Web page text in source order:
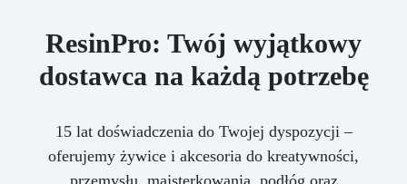
ResinPro: Twój wyjątkowy
dostawca na każdą potrzebę
15 lat doświadczenia do Twojej dyspozycji –
oferujemy żywice i akcesoria do kreatywności,
przemysłu, majsterkowania, podłóg oraz